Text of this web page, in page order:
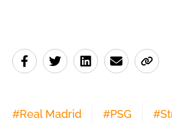
#Real Madrid #PSG #